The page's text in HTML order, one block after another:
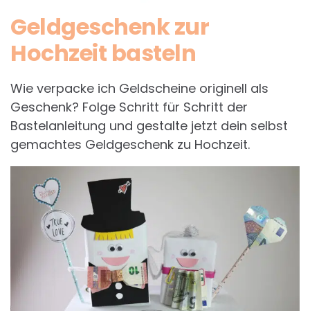
Geldgeschenk zur
Hochzeit basteln
Wie verpacke ich Geldscheine originell als
Geschenk? Folge Schritt für Schritt der
Bastelanleitung und gestalte jetzt dein selbst
gemachtes Geldgeschenk zu Hochzeit.